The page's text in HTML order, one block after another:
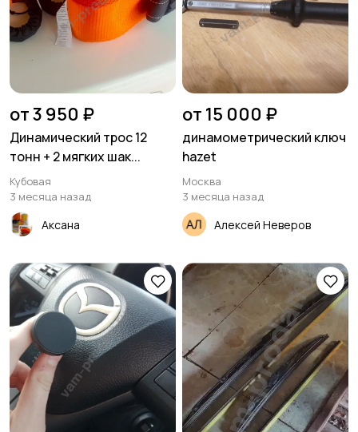
от 3 950 ₽
Динамический трос 12
тонн + 2 мягких шак...
Кубовая
3 месяца назад
Аксана
от 15 000 ₽
динамометрический ключ
hazet
Москва
3 месяца назад
Алексей Неверов